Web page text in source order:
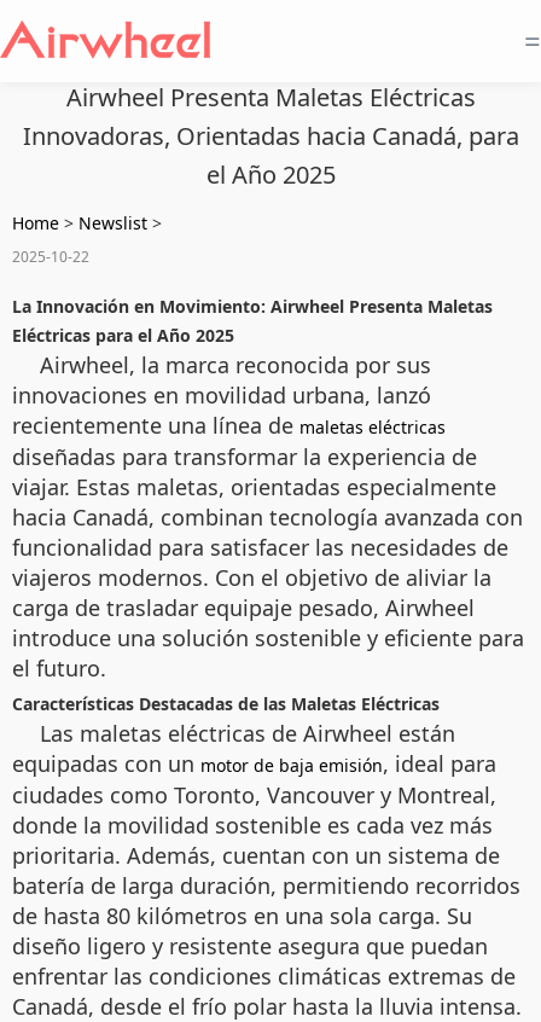
=
Airwheel Presenta Maletas Eléctricas
Innovadoras, Orientadas hacia Canadá, para
el Año 2025
Home > Newslist >
2025-10-22
La Innovación en Movimiento: Airwheel Presenta Maletas
Eléctricas para el Año 2025
Airwheel, la marca reconocida por sus
innovaciones en movilidad urbana, lanzó
recientemente una línea de maletas eléctricas
diseñadas para transformar la experiencia de
viajar. Estas maletas, orientadas especialmente
hacia Canadá, combinan tecnología avanzada con
funcionalidad para satisfacer las necesidades de
viajeros modernos. Con el objetivo de aliviar la
carga de trasladar equipaje pesado, Airwheel
introduce una solución sostenible y eficiente para
el futuro.
Características Destacadas de las Maletas Eléctricas
Las maletas eléctricas de Airwheel están
equipadas con un motor de baja emisión, ideal para
ciudades como Toronto, Vancouver y Montreal,
donde la movilidad sostenible es cada vez más
prioritaria. Además, cuentan con un sistema de
batería de larga duración, permitiendo recorridos
de hasta 80 kilómetros en una sola carga. Su
diseño ligero y resistente asegura que puedan
enfrentar las condiciones climáticas extremas de
Canadá, desde el frío polar hasta la lluvia intensa.